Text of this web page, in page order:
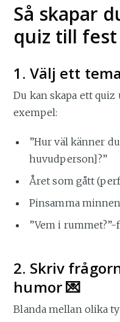
Så skapar
quiz till
1. Välj ett tema
Du kan skapa ett
exempel:
”Hur väl känner
huvudperson]?”
Året som gått
Pinsamma
”Vem i
2. Skriv
humor 💌
Blanda mellan olika